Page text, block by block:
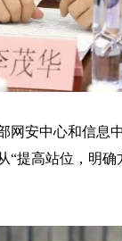
安中心和信
提高站位，明